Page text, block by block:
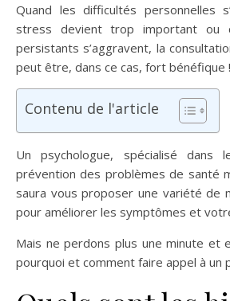
Quand les difficultés personnelles
stress devient trop important ou
persistants s’aggravent, la
peut être, dans ce cas, fort bénéfique !
Contenu de l'article
Un psychologue, spécialisé
prévention des problèmes de santé
saura vous proposer une variété de
pour améliorer les symptômes et
Mais ne perdons plus une minute et
pourquoi et comment faire appel à un